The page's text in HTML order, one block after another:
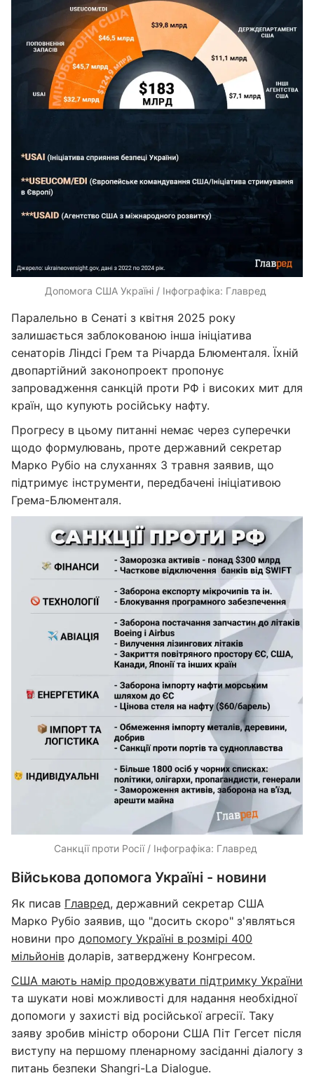
Допомога США Україні / Інфографіка: Главред ​
Паралельно в Сенаті з квітня 2025 року
залишається заблокованою інша ініціатива
сенаторів Ліндсі Грем та Річарда Блюменталя. Їхній
двопартійний законопроект пропонує
запровадження санкцій проти РФ і високих мит для
країн, що купують російську нафту.
Прогресу в цьому питанні немає через суперечки
щодо формулювань, проте державний секретар
Марко Рубіо на слуханнях 3 травня заявив, що
підтримує інструменти, передбачені ініціативою
Грема-Блюменталя.
​Санкції проти Росії / Інфографіка: Главред ​
Військова допомога Україні - новини
Як писав Главред, державний секретар США
Марко Рубіо заявив, що "досить скоро" з'являться
новини про допомогу Україні в розмірі 400
мільйонів доларів, затверджену Конгресом.
США мають намір продовжувати підтримку України
та шукати нові можливості для надання необхідної
допомоги у захисті від російської агресії. Таку
заяву зробив міністр оборони США Піт Гегсет після
виступу на першому пленарному засіданні діалогу з
питань безпеки Shangri-La Dialogue.